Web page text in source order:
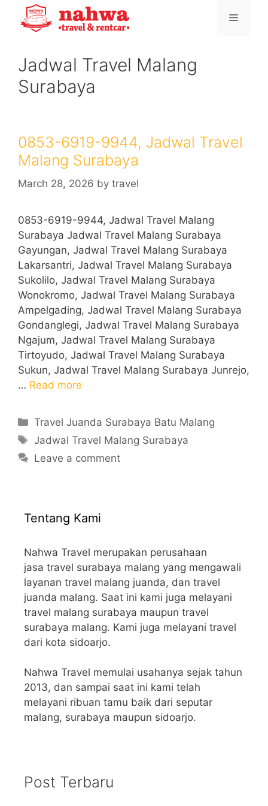
Menu
Jadwal Travel Malang
Surabaya
0853-6919-9944, Jadwal Travel
Malang Surabaya
March 28, 2026 by travel
0853-6919-9944, Jadwal Travel Malang
Surabaya Jadwal Travel Malang Surabaya
Gayungan, Jadwal Travel Malang Surabaya
Lakarsantri, Jadwal Travel Malang Surabaya
Sukolilo, Jadwal Travel Malang Surabaya
Wonokromo, Jadwal Travel Malang Surabaya
Ampelgading, Jadwal Travel Malang Surabaya
Gondanglegi, Jadwal Travel Malang Surabaya
Ngajum, Jadwal Travel Malang Surabaya
Tirtoyudo, Jadwal Travel Malang Surabaya
Sukun, Jadwal Travel Malang Surabaya Junrejo,
… Read more
Categories
Travel Juanda Surabaya Batu Malang
Tags
Jadwal Travel Malang Surabaya
Leave a comment
Tentang Kami
Nahwa Travel merupakan perusahaan
jasa travel surabaya malang yang mengawali
layanan travel malang juanda, dan travel
juanda malang. Saat ini kami juga melayani
travel malang surabaya maupun travel
surabaya malang. Kami juga melayani travel
dari kota sidoarjo.
Nahwa Travel memulai usahanya sejak tahun
2013, dan sampai saat ini kami telah
melayani ribuan tamu baik dari seputar
malang, surabaya maupun sidoarjo.
Post Terbaru